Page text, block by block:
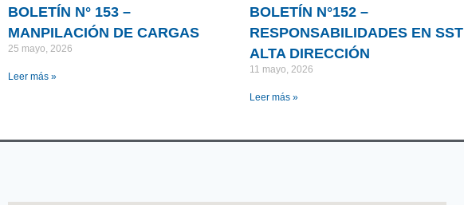
BOLETÍN N° 153 –
MANPILACIÓN DE CARGAS
25 mayo, 2026
Leer más »
BOLETÍN N°152 –
RESPONSABILIDADES EN SST
ALTA DIRECCIÓN
11 mayo, 2026
Leer más »